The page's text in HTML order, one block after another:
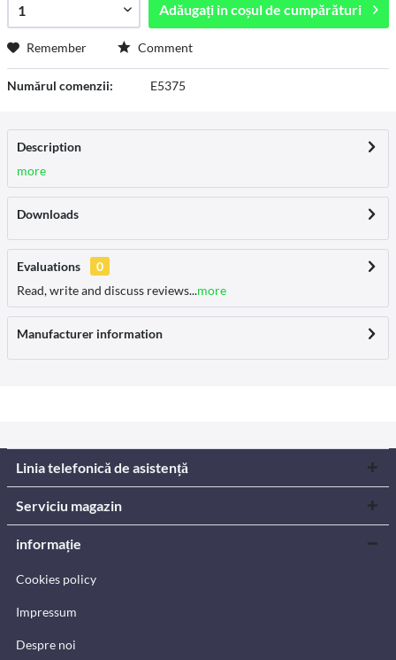
Adăugați incoșul de cumpărături
Remember Comment
Numărul comenzii: E5375
Description
more
Downloads
Evaluations
0
Read, write and discuss reviews...more
Manufacturer information
Linia telefonică de asistență
Serviciu magazin
informație
Cookies policy
Impressum
Despre noi